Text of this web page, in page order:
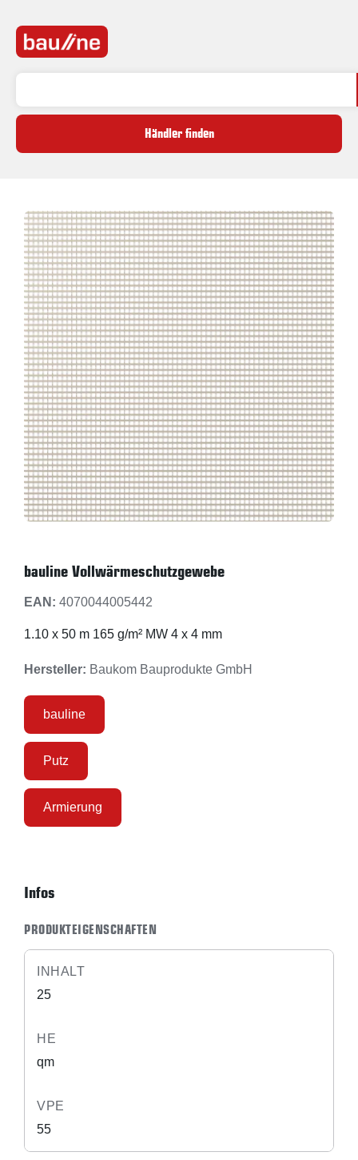
Händler finden
bauline Vollwärmeschutzgewebe
EAN: 4070044005442
1.10 x 50 m 165 g/m² MW 4 x 4 mm
Hersteller: Baukom Bauprodukte GmbH
bauline
Putz
Armierung
Infos
PRODUKTEIGENSCHAFTEN
INHALT
25
HE
qm
VPE
55